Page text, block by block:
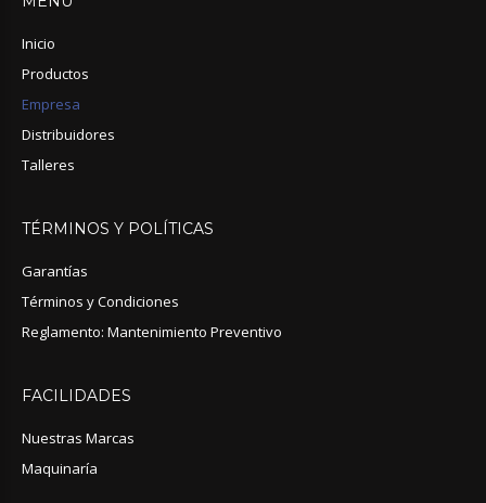
Inicio
Productos
Empresa
Distribuidores
Talleres
TÉRMINOS Y POLÍTICAS
Garantías
Términos y Condiciones
Reglamento: Mantenimiento Preventivo
FACILIDADES
Nuestras Marcas
Maquinaría